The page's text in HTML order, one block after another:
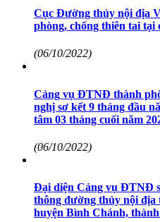
Cục Đường thủy nội địa
phòng, chống thiên tai tại
(06/10/2022)
Cảng vụ ĐTNĐ thành
nghị sơ kết 9 tháng đầu
tâm 03 tháng cuối năm
(06/10/2022)
Đại diện Cảng vụ ĐTNĐ
thông đường thủy nội
huyện Bình Chánh,